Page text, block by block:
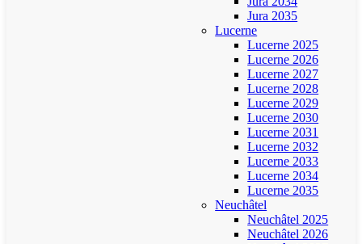
Jura 2035
Lucerne
Lucerne 2025
Lucerne 2026
Lucerne 2027
Lucerne 2028
Lucerne 2029
Lucerne 2030
Lucerne 2031
Lucerne 2032
Lucerne 2033
Lucerne 2034
Lucerne 2035
Neuchâtel
Neuchâtel 2025
Neuchâtel 2026